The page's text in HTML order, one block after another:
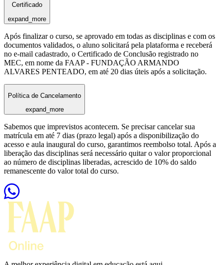
Certificado
expand_more
Após finalizar o curso, se aprovado em todas as disciplinas e com os
documentos validados, o aluno solicitará pela plataforma e receberá
no e-mail cadastrado, o Certificado de Conclusão registrado no
MEC, em nome da FAAP - FUNDAÇÃO ARMANDO
ALVARES PENTEADO, em até 20 dias úteis após a solicitação.
Política de Cancelamento
expand_more
Sabemos que imprevistos acontecem. Se precisar cancelar sua
matrícula em até 7 dias (prazo legal) após a disponibilização do
acesso e aula inaugural do curso, garantimos reembolso total. Após a
liberação das disciplinas será necessário quitar o valor proporcional
ao número de disciplinas liberadas, acrescido de 10% do saldo
remanescente do valor total do curso.